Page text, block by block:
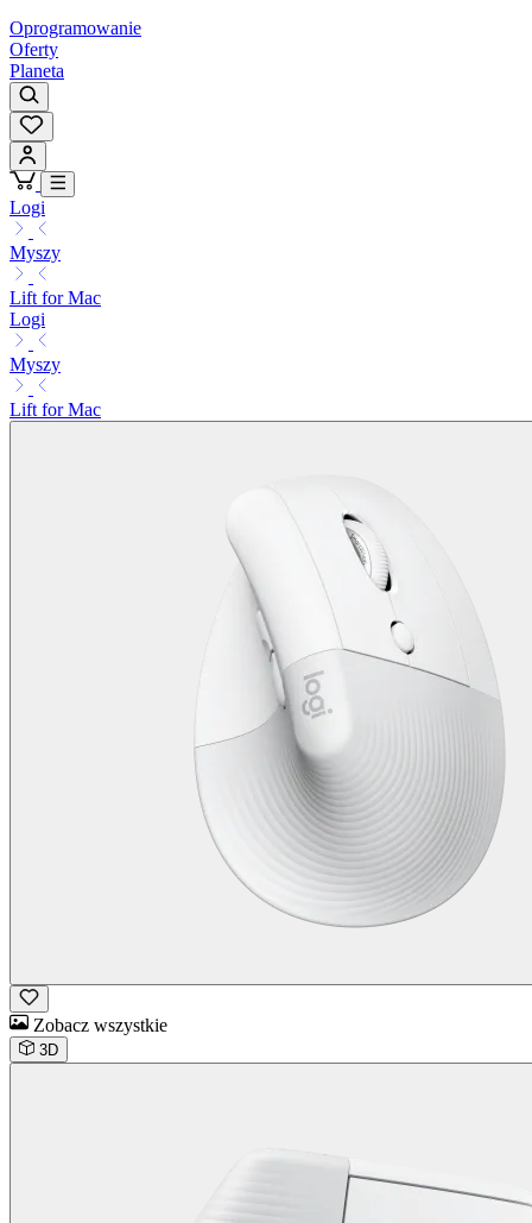
Oprogramowanie
Oferty
Planeta
Logi
Myszy
Lift for Mac
Logi
Myszy
Lift for Mac
Zobacz wszystkie
3D